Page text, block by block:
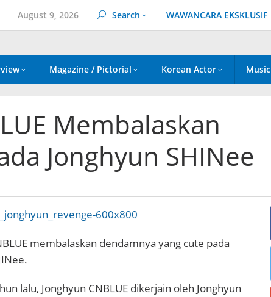
August 9, 2026 Search WAWANCARA EKSKLUSIF
Magazine / Pictorial Korean Actor Music
Membalaskan
Jonghyun SHINee
membalaskan dendamnya yang cute pada
lalu, Jonghyun CNBLUE dikerjain oleh Jonghyun